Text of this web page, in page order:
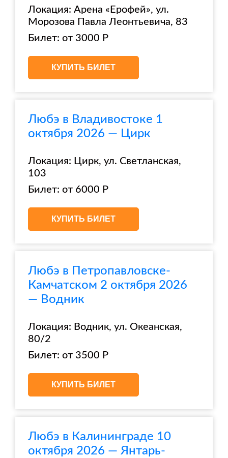
Локация: Арена «Ерофей», ул.
Морозова Павла Леонтьевича, 83
Билет: от 3000 Р
КУПИТЬ БИЛЕТ
Любэ в Владивостоке 1
октября 2026 — Цирк
Локация: Цирк, ул. Светланская,
103
Билет: от 6000 Р
КУПИТЬ БИЛЕТ
Любэ в Петропавловске-
Камчатском 2 октября 2026
— Водник
Локация: Водник, ул. ​Океанская,
80/2
Билет: от 3500 Р
КУПИТЬ БИЛЕТ
Любэ в Калининграде 10
октября 2026 — Янтарь-